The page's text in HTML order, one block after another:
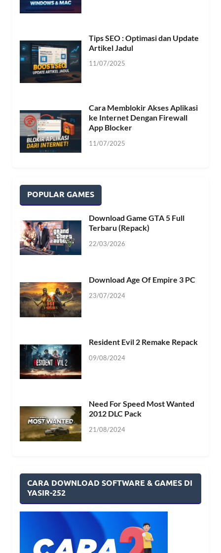
Tips SEO : Optimasi dan Update
Artikel Jadul
11/07/2025
Cara Memblokir Akses Aplikasi
ke Internet Dengan Firewall
App Blocker
11/07/2025
POPULAR GAMES
Download Game GTA 5 Full
Terbaru (Repack)
22/03/2026
Download Age Of Empire 3 PC
23/07/2024
Resident Evil 2 Remake Repack
09/08/2024
Need For Speed Most Wanted
2012 DLC Pack
21/08/2024
CARA DOWNLOAD SOFTWARE & GAMES DI
YASIR-252